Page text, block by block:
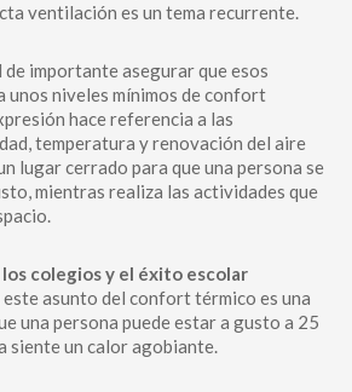
ventilación es un tema recurrente.
de importante asegurar que esos
unos niveles mínimos de confort
hace referencia a las
temperatura y renovación del aire
lugar cerrado para que una persona se
mientras realiza las actividades que
colegios y el éxito escolar
este asunto del confort térmico es una
una persona puede estar a gusto a 25
siente un calor agobiante.